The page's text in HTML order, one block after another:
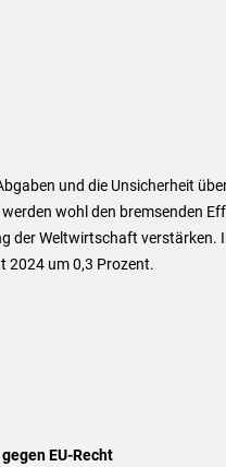
und die Unsicherheit
wohl den bremsenden
der Weltwirtschaft verstärken.
2024 um 0,3 Prozent.
EU-Recht